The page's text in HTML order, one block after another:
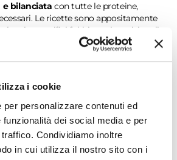
i cookie
personalizzare contenuti ed
dei social media e per
Condividiamo inoltre
in cui utilizza il nostro sito con i
bilanciata con tutte le proteine,
Le ricette sono appositamente
ai veri e specifici fabbisogni nutrizionali
un'esperienza culinaria deliziosa e
contieneproteine di
beneficio del tuo animale
specificamente formulata,supporta il
, con ingredienti di prima qualità
pollo, arricchita con olio di cocco e olio
creare una mousse irresistibile.
buste da 80G, questo multipack offre